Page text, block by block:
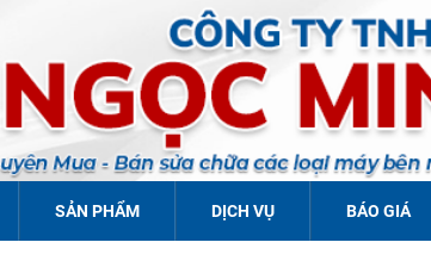
SẢN PHẨM DỊCH VỤ BÁO GIÁ